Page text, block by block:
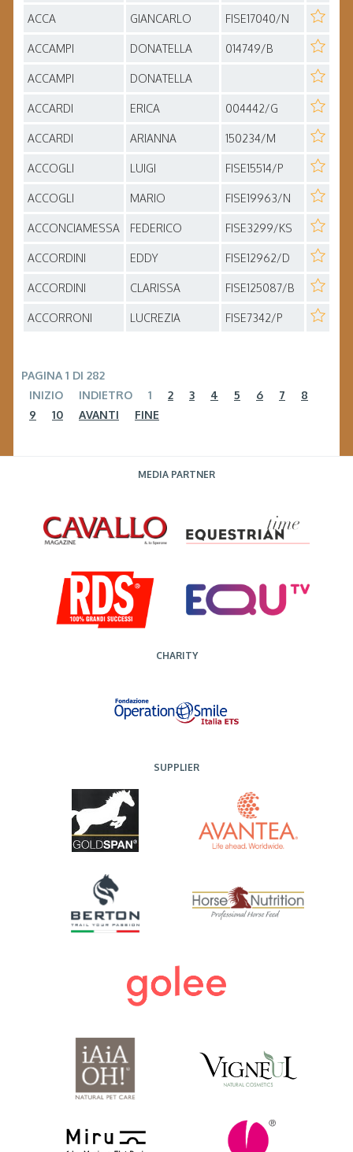
ACCA GIANCARLO FISE17040/N
ACCAMPI DONATELLA 014749/B
ACCAMPI DONATELLA
ACCARDI ERICA 004442/G
ACCARDI ARIANNA 150234/M
ACCOGLI LUIGI FISE15514/P
ACCOGLI MARIO FISE19963/N
ACCONCIAMESSA FEDERICO FISE3299/KS
ACCORDINI EDDY FISE12962/D
ACCORDINI CLARISSA FISE125087/B
ACCORRONI LUCREZIA FISE7342/P
PAGINA 1 DI 282
INIZIO
INDIETRO 1 2 3 4 5 6 7
8
9
10 AVANTI FINE
MEDIA PARTNER
CHARITY
SUPPLIER